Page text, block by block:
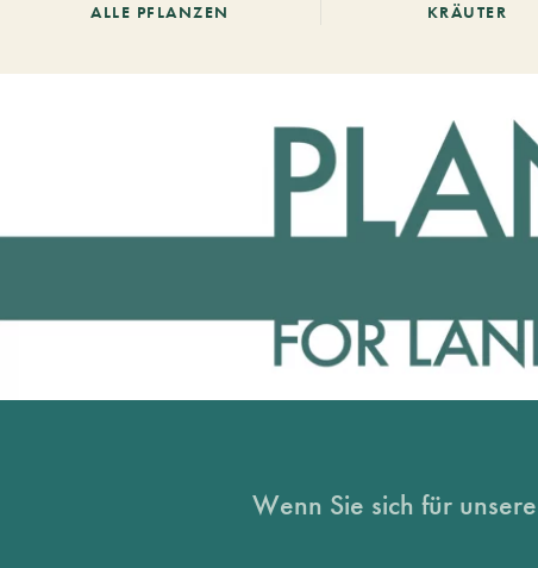
ALLE PFLANZEN
KRÄUTER
Wenn Sie sich für